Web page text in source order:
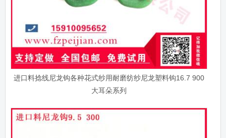
进口料捻线尼龙钩各种花式纱用耐磨纺纱尼龙塑料钩16.7 900
大耳朵系列